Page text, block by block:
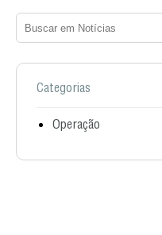
Categorias
Operação